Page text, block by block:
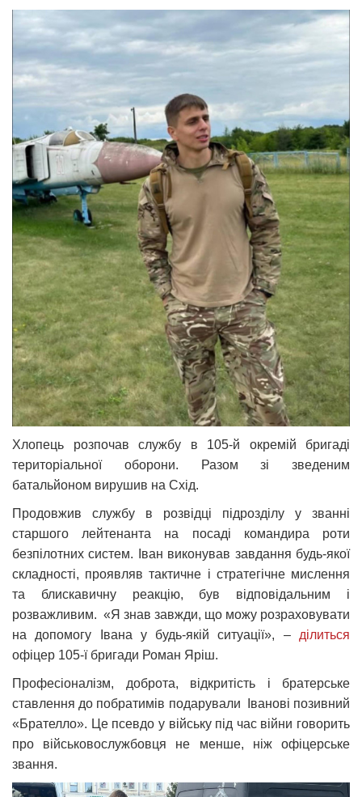
Хлопець розпочав службу в 105-й окремій бригаді
територіальної оборони. Разом зі зведеним
батальйоном вирушив на Схід.
Продовжив службу в розвідці підрозділу у званні
старшого лейтенанта на посаді командира роти
безпілотних систем. Іван виконував завдання будь-якої
складності, проявляв тактичне і стратегічне мислення
та блискавичну реакцію, був відповідальним і
розважливим. «Я знав завжди, що можу розраховувати
на допомогу Івана у будь-якій ситуації», – ділиться
офіцер 105-ї бригади Роман Яріш.
Професіоналізм, доброта, відкритість і братерське
ставлення до побратимів подарували Іванові позивний
«Брателло». Це псевдо у війську під час війни говорить
про військовослужбовця не менше, ніж офіцерське
звання.